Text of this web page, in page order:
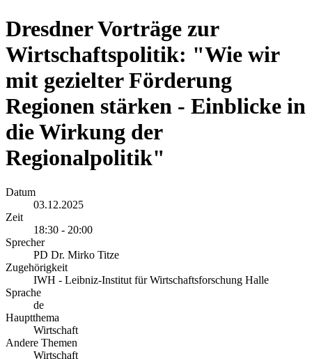
Dresdner Vorträge zur
Wirtschaftspolitik: "Wie wir
mit gezielter Förderung
Regionen stärken - Einblicke in
die Wirkung der
Regionalpolitik"
Datum
03.12.2025
Zeit
18:30 - 20:00
Sprecher
PD Dr. Mirko Titze
Zugehörigkeit
IWH - Leibniz-Institut für Wirtschaftsforschung Halle
Sprache
de
Hauptthema
Wirtschaft
Andere Themen
Wirtschaft